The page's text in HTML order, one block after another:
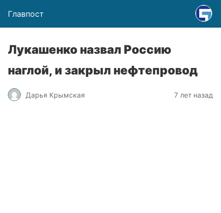
Главпост
Лукашенко назвал Россию
наглой, и закрыл нефтепровод
Дарья Крымская 7 лет назад